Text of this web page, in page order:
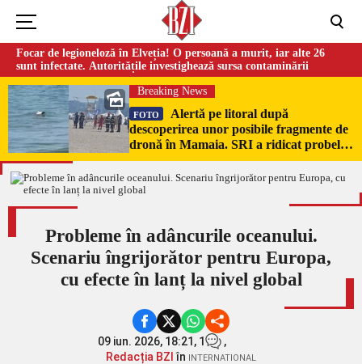
Focar de legioneloză în Elveția! O persoană a murit, iar alte 26
sunt infectate. Autoritățile investighează sursa contaminării
Breaking News
FOTO
Alertă pe litoral după
descoperirea unor posibile fragmente de
dronă în Mamaia. SRI a ridicat probele
pentru expertiză
Probleme în adâncurile oceanului.
Scenariu îngrijorător pentru Europa,
cu efecte în lanț la nivel global
09 iun. 2026, 18:21, 1
,
Redacția BZI în INTERNATIONAL